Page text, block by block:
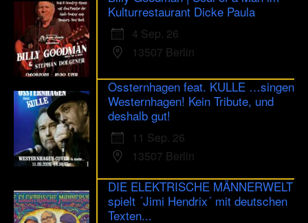
Kulturrestaurant Dicke Paula
4 Sep. 26
13507 Berlin
Ossternhagen feat. KULLE …singen
Westernhagen! Kein Tribute, und
deshalb gut!
11 Sep. 26
13507 Berlin
DIE ELEKTRISCHE MÄNNERWELT
spielt ´Jimi Hendrix´ mit deutschen
Texten...